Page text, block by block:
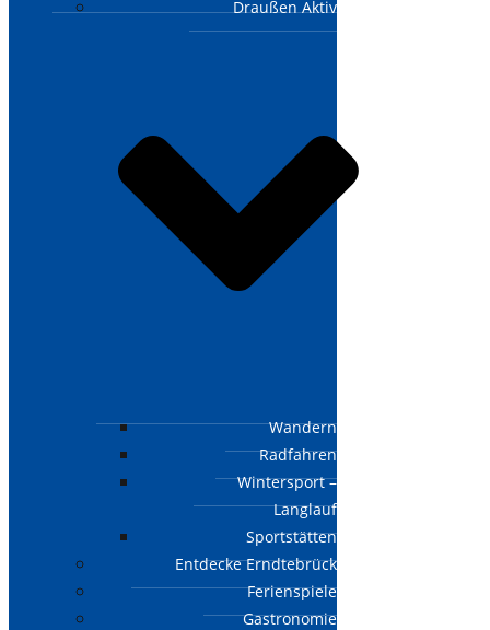
Draußen Aktiv
Wandern
Radfahren
Wintersport –
Langlauf
Sportstätten
Entdecke Erndtebrück
Ferienspiele
Gastronomie